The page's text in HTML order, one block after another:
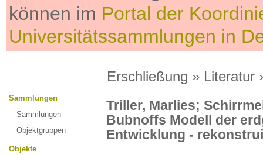
können im Portal der
Universitätssammlungen in
Erschließung » Literatur
Sammlungen
Sammlungen
Objektgruppen
Objekte
Triller, Marlies;
Bubnoffs Modell der
Entwicklung -